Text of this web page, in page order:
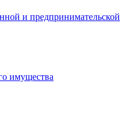
и предпринимательской
имущества